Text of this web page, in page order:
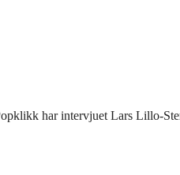
har intervjuet Lars Lillo-